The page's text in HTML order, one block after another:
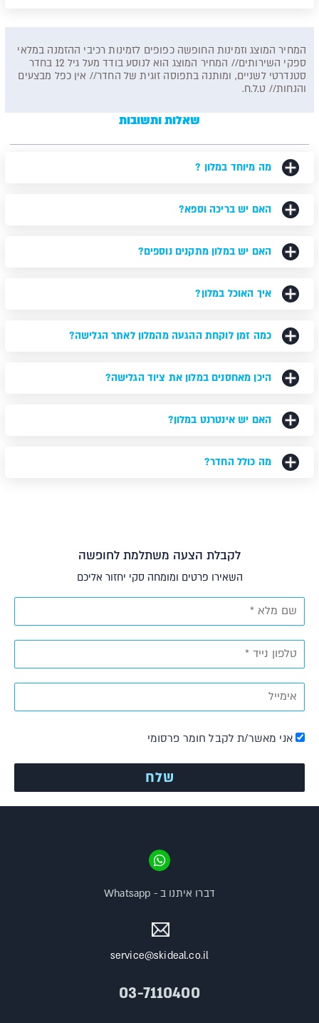
המחיר המוצג וזמינות החופשה כפופים לזמינות רכיבי ההזמנה במלאי
ספקי השירותים// המחיר המוצג הוא לנוסע בודד מעל גיל 12 בחדר
סטנדרטי לשניים, ומותנה בתפוסה זוגית של החדר// אין כפל מבצעים
והנחות// ט.ל.ח.
שאלות ותשובות
מה מיוחד במלון ?
האם יש בריכה וספא?
האם יש במלון מתקנים נוספים?
איך האוכל במלון?
כמה זמן לוקחת ההגעה מהמלון לאתר הגלישה?
היכן מאחסנים במלון את ציוד הגלישה?
האם יש אינטרנט במלון?
מה כולל החדר?
לקבלת הצעה משתלמת לחופשה
השאירו פרטים ומומחה סקי יחזור אליכם
אני מאשר/ת לקבל חומר פרסומי
service@skideal.co.il
03-7110400
דברו איתנו ב - Whatsapp